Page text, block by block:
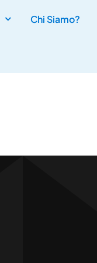
Chi Siamo?